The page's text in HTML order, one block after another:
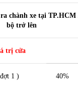
chành xe tại TP.HCM
bộ trở lên
trị cửa
1 ) 40%